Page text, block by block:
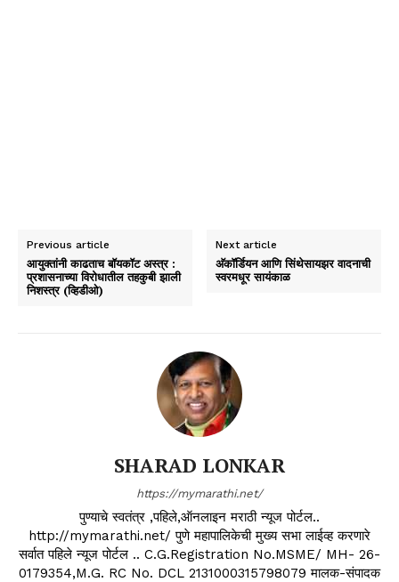
Previous article
आयुक्तांनी काढताच बॉयकॉट अस्त्र :
प्रशासनाच्या विरोधातील तहकुबी झाली
निशस्त्र (व्हिडीओ)
Next article
अ‍ॅकॉर्डियन आणि सिंथेसायझर वादनाची
स्वरमधूर सायंकाळ
SHARAD LONKAR
https://mymarathi.net/
पुण्याचे स्वतंत्र ,पहिले,ऑनलाइन मराठी न्यूज पोर्टल..
http://mymarathi.net/ पुणे महापालिकेची मुख्य सभा लाईव्ह करणारे
सर्वात पहिले न्यूज पोर्टल .. C.G.Registration No.MSME/ MH- 26-
0179354,M.G. RC No. DCL 2131000315798079 मालक-संपादक